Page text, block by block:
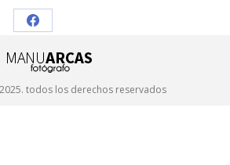
Share
on
Facebook
todos los derechos reservados